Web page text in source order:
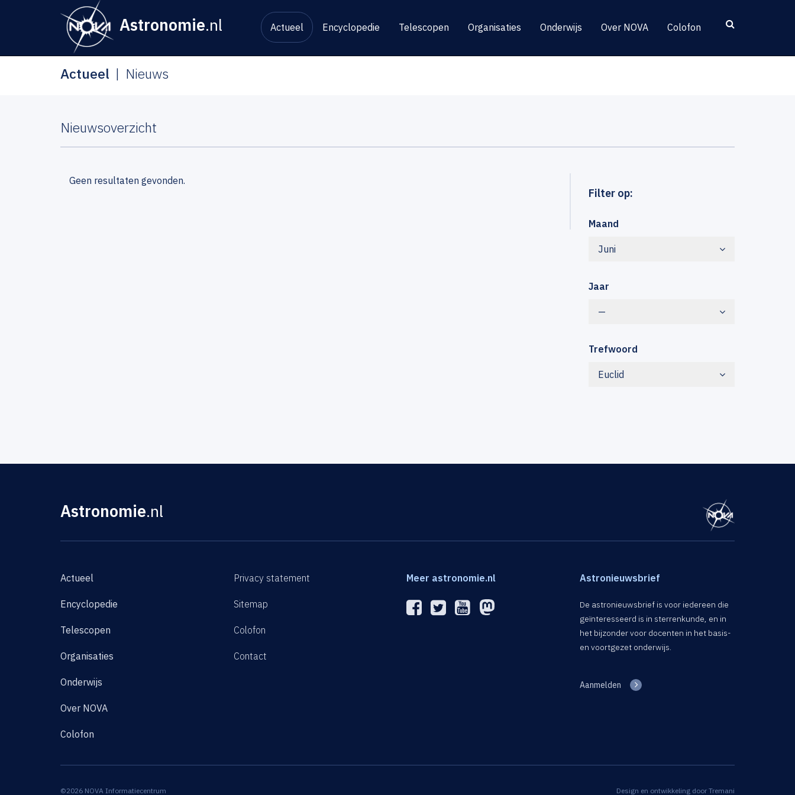
Astronomie.nl Actueel Encyclopedie Telescopen Organisaties Onderwijs Over NOVA Colofon
Actueel Nieuws
Nieuwsoverzicht
Filter op:
Maand
Juni
Jaar
—
Trefwoord
Euclid
Geen resultaten gevonden.
Astronomie.nl
Actueel
Encyclopedie
Telescopen
Organisaties
Onderwijs
Over NOVA
Colofon
Privacy statement
Sitemap
Colofon
Contact
Meer astronomie.nl Astronieuwsbrief
De astronieuwsbrief is voor iedereen die
geïnteresseerd is in sterrenkunde, en in
het bijzonder voor docenten in het basis-
en voortgezet onderwijs.
Aanmelden
©2026 NOVA Informatiecentrum Design en ontwikkeling door Tremani